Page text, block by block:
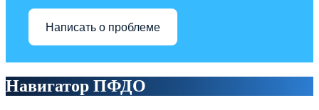
Написать о проблеме
Навигатор ПФДО